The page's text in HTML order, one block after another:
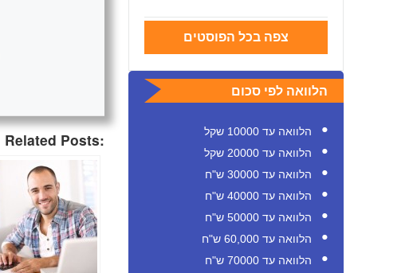
צפה בכל הפוסטים
הלוואה לפי סכום
הלוואה עד 10000 שקל
הלוואה עד 20000 שקל
הלוואה עד 30000 ש"ח
הלוואה עד 40000 ש"ח
הלוואה עד 50000 ש"ח
הלוואה עד 60,000 ש"ח
הלוואה עד 70000 ש"ח
Related Posts: